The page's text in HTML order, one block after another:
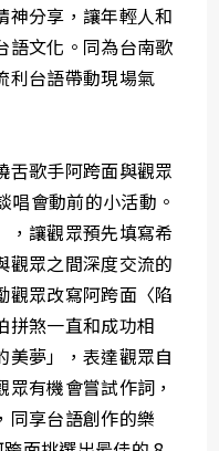
神分享，讓年輕人和
語文化。同為台南歌
利台語帶動現場氣
舌歌手阿跨面與觀眾
唱會動前的小活動。
，讓觀眾預先填寫希
觀眾之間深度交流的
觀眾改寫阿跨面〈陷
拼煞一直和成功相
美夢」，表達觀眾自
有機會嘗試作詞，
同享台語創作的樂